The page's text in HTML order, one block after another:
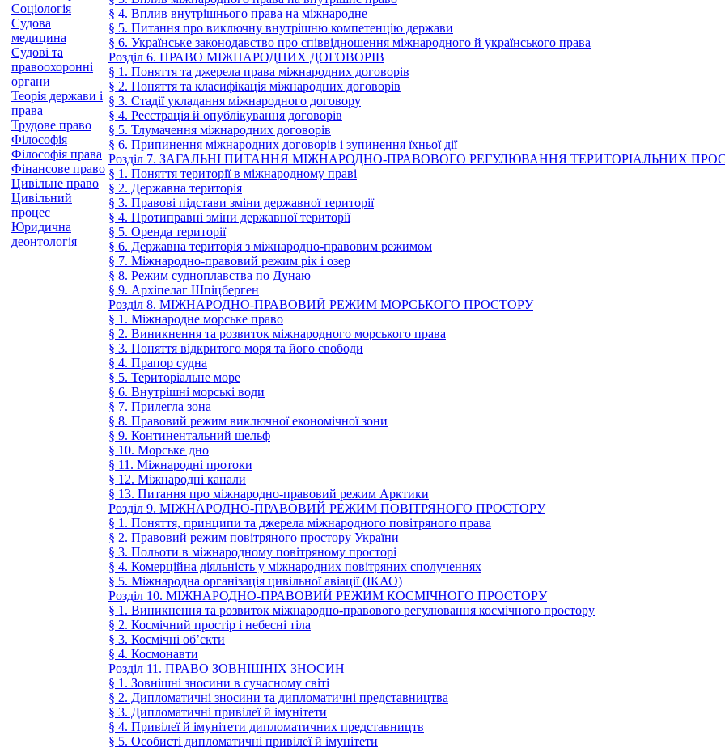
Соціологія
Судова
медицина
Судові та
правоохоронні
органи
Теорія держави і
права
Трудове право
Філософія
Філософія права
Фінансове право
Цивільне право
Цивільний
процес
Юридична
деонтологія
§ 4. Вплив внутрішнього права на міжнародне
§ 5. Питання про виключну внутрішню компетенцію держави
§ 6. Українське законодавство про співвідношення міжнародного й українського права
Розділ 6. ПРАВО МІЖНАРОДНИХ ДОГОВОРІВ
§ 1. Поняття та джерела права міжнародних договорів
§ 2. Поняття та класифікація міжнародних договорів
§ 3. Стадії укладання міжнародного договору
§ 4. Реєстрація й опублікування договорів
§ 5. Тлумачення міжнародних договорів
§ 6. Припинення міжнародних договорів і зупинення їхньої дії
Розділ 7. ЗАГАЛЬНІ ПИТАННЯ МІЖНАРОДНО-ПРАВОВОГО РЕГУЛЮВАННЯ ТЕРИТОРІАЛЬНИХ
§ 1. Поняття території в міжнародному праві
§ 2. Державна територія
§ 3. Правові підстави зміни державної території
§ 4. Протиправні зміни державної території
§ 5. Оренда території
§ 6. Державна територія з міжнародно-правовим режимом
§ 7. Міжнародно-правовий режим рік і озер
§ 8. Режим судноплавства по Дунаю
§ 9. Архіпелаг Шпіцберген
Розділ 8. МІЖНАРОДНО-ПРАВОВИЙ РЕЖИМ МОРСЬКОГО ПРОСТОРУ
§ 1. Міжнародне морське право
§ 2. Виникнення та розвиток міжнародного морського права
§ 3. Поняття відкритого моря та його свободи
§ 4. Прапор судна
§ 5. Територіальне море
§ 6. Внутрішні морські води
§ 7. Прилегла зона
§ 8. Правовий режим виключної економічної зони
§ 9. Континентальний шельф
§ 10. Морське дно
§ 11. Міжнародні протоки
§ 12. Міжнародні канали
§ 13. Питання про міжнародно-правовий режим Арктики
Розділ 9. МІЖНАРОДНО-ПРАВОВИЙ РЕЖИМ ПОВІТРЯНОГО ПРОСТОРУ
§ 1. Поняття, принципи та джерела міжнародного повітряного права
§ 2. Правовий режим повітряного простору України
§ 3. Польоти в міжнародному повітряному просторі
§ 4. Комерційна діяльність у міжнародних повітряних сполученнях
§ 5. Міжнародна організація цивільної авіації (ІКАО)
Розділ 10. МІЖНАРОДНО-ПРАВОВИЙ РЕЖИМ КОСМІЧНОГО ПРОСТОРУ
§ 1. Виникнення та розвиток міжнародно-правового регулювання космічного простору
§ 2. Космічний простір і небесні тіла
§ 3. Космічні об’єкти
§ 4. Космонавти
Розділ 11. ПРАВО ЗОВНІШНІХ ЗНОСИН
§ 1. Зовнішні зносини в сучасному світі
§ 2. Дипломатичні зносини та дипломатичні представництва
§ 3. Дипломатичні привілеї й імунітети
§ 4. Привілеї й імунітети дипломатичних представництв
§ 5. Особисті дипломатичні привілеї й імунітети